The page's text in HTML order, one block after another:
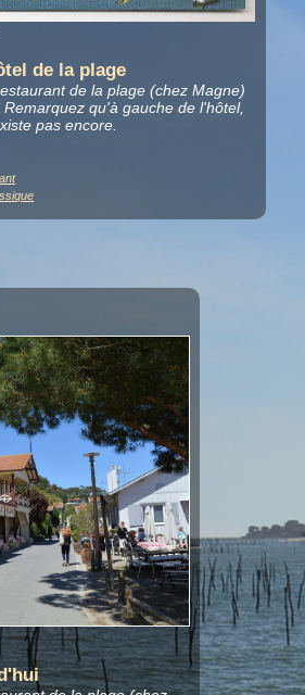
de la plage
de la plage (chez Magne)
qu'à gauche de l'hôtel,
pas encore.